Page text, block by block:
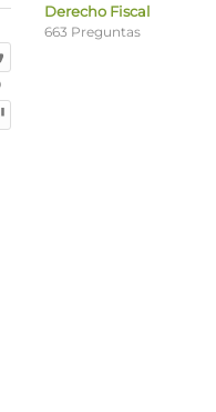
Derecho Fiscal
663 Preguntas